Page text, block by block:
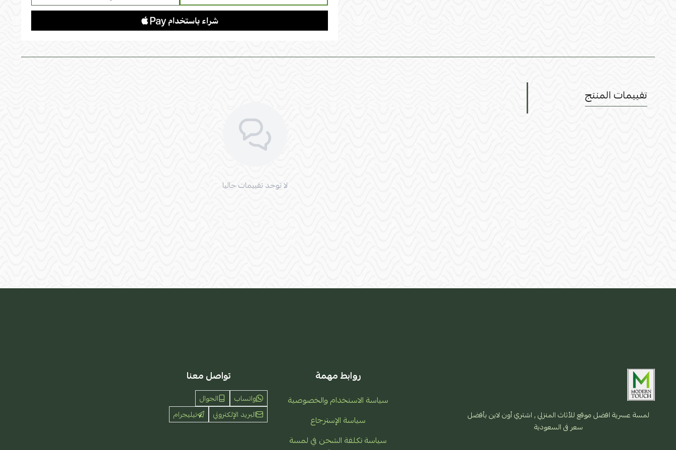
تقييمات المنتج
لا توجد تقييمات حاليا
لمسة عسرية افضل موقع للأثاث المنزلي , اشتري أون لاين بأفضل
سعر فى السعودية
روابط مهمة
سياسة الاستخدام والخصوصية
سياسة الإسترجاع
سياسة تكلفة الشحن في لمسة
تواصل معنا
واتساب
الجوال
البريد الإلكتروني
تيليجرام